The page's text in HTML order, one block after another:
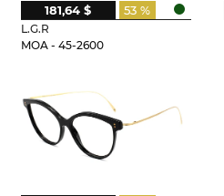
L.G.R
MOA - 45-2600
53 %
181,64 $